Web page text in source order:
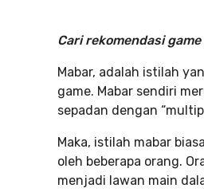
Cari rekomendasi
Mabar, adalah istilah
game. Mabar sendiri
sepadan dengan
Maka, istilah mabar
oleh beberapa orang.
menjadi lawan main